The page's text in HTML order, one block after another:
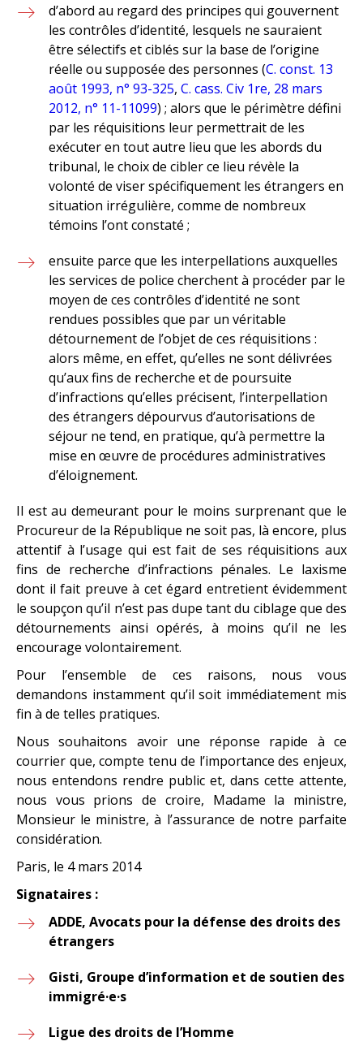
d’abord au regard des principes qui gouvernent
les contrôles d’identité, lesquels ne sauraient
être sélectifs et ciblés sur la base de l’origine
réelle ou supposée des personnes (C. const. 13
août 1993, n° 93-325, C. cass. Civ 1re, 28 mars
2012, n° 11-11099) ; alors que le périmètre défini
par les réquisitions leur permettrait de les
exécuter en tout autre lieu que les abords du
tribunal, le choix de cibler ce lieu révèle la
volonté de viser spécifiquement les étrangers en
situation irrégulière, comme de nombreux
témoins l’ont constaté ;
ensuite parce que les interpellations auxquelles
les services de police cherchent à procéder par le
moyen de ces contrôles d’identité ne sont
rendues possibles que par un véritable
détournement de l’objet de ces réquisitions :
alors même, en effet, qu’elles ne sont délivrées
qu’aux fins de recherche et de poursuite
d’infractions qu’elles précisent, l’interpellation
des étrangers dépourvus d’autorisations de
séjour ne tend, en pratique, qu’à permettre la
mise en œuvre de procédures administratives
d’éloignement.
Il est au demeurant pour le moins surprenant que le
Procureur de la République ne soit pas, là encore, plus
attentif à l’usage qui est fait de ses réquisitions aux
fins de recherche d’infractions pénales. Le laxisme
dont il fait preuve à cet égard entretient évidemment
le soupçon qu’il n’est pas dupe tant du ciblage que des
détournements ainsi opérés, à moins qu’il ne les
encourage volontairement.
Pour l’ensemble de ces raisons, nous vous
demandons instamment qu’il soit immédiatement mis
fin à de telles pratiques.
Nous souhaitons avoir une réponse rapide à ce
courrier que, compte tenu de l’importance des enjeux,
nous entendons rendre public et, dans cette attente,
nous vous prions de croire, Madame la ministre,
Monsieur le ministre, à l’assurance de notre parfaite
considération.
Paris, le 4 mars 2014
Signataires :
ADDE, Avocats pour la défense des droits des
étrangers
Gisti, Groupe d’information et de soutien des
immigré·e·s
Ligue des droits de l’Homme